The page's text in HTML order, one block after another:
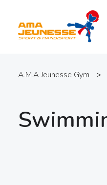
A.M.A Jeunesse Gym >